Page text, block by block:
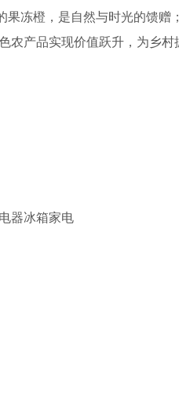
果冻橙，是自然与时光的馈赠
农产品实现价值跃升，为乡村
器冰箱家电